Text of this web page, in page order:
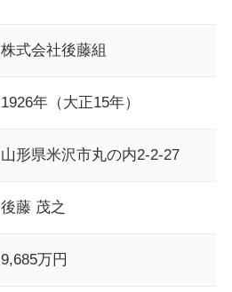
株式会社後藤組
1926年（大正15年）
山形県米沢市丸の内2-2-27
後藤 茂之
9,685万円